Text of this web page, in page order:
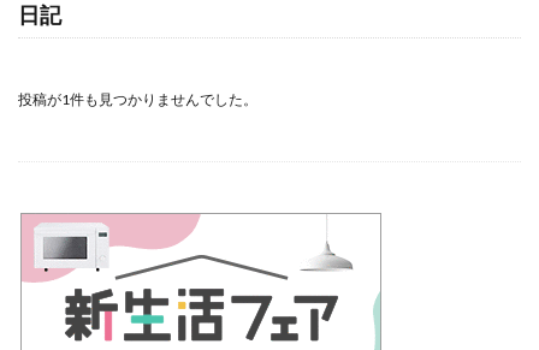
日記
投稿が1件も見つかりませんでした。